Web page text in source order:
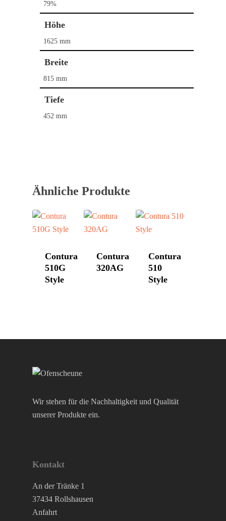
79%
Höhe
1625 mm
Breite
815 mm
Tiefe
452 mm
Ähnliche Produkte
Contura
510G
Style
Contura
320AG
Contura
510
Style
Wir stehen für die Nachhaltigkeit und Qualität
unserer Produkte ein.
Kontakt
An der Tränke 1
37434 Rollshausen
Anfahrt